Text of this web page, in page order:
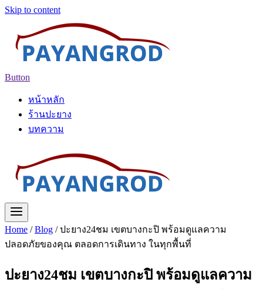
Skip to content
Button
หน้าหลัก
ร้านปะยาง
บทความ
Home / Blog / ปะยาง24ชม เขตบางกะปิ พร้อมดูแลความ
ปลอดภัยของคุณ ตลอดการเดินทาง ในทุกพื้นที่
ปะยาง24ชม เขตบางกะปิ พร้อมดูแลความ